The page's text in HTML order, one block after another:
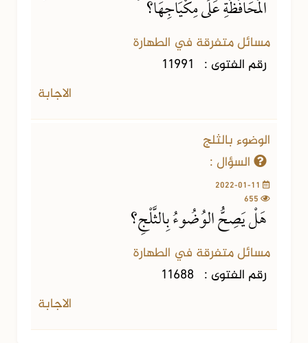
المُحَافَظَةِ عَلَى مِكْيَاجِهَا؟
مسائل متفرقة في الطهارة
رقم الفتوى : 11991
الاجابة
الوضوء بالثلج
السؤال :
هَلْ يَصِحُّ الوُضُوءُ بِالثَّلْجِ؟
مسائل متفرقة في الطهارة
رقم الفتوى : 11688
الاجابة